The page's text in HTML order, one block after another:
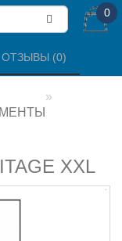
0
XXL
ОТЗЫВЫ (0)